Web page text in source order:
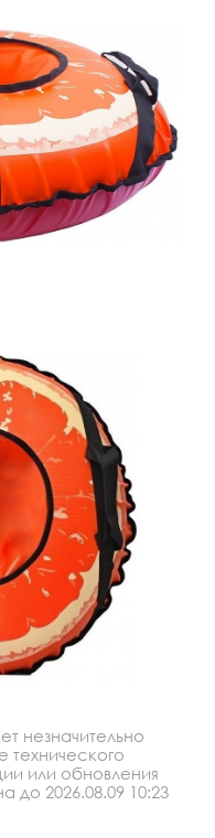
незначительно
технического
или обновления
до 2026.08.09 10:23